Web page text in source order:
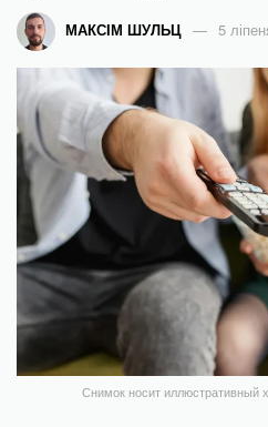
МАКСІМ ШУЛЬЦ 5
Снимок носит иллюстративный